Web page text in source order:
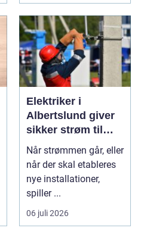
Elektriker i
Albertslund giver
sikker strøm til
danske boliger
Når strømmen går, eller
når der skal etableres
nye installationer,
spiller ...
06 juli 2026